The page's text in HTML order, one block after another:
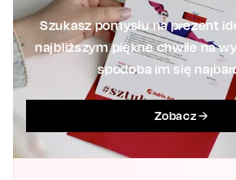
Szukasz pomysłu na prezent
najbliższym piękne chwile na
spodoba im się
Zobacz